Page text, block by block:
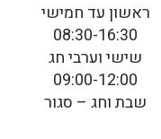
ראשון עד חמישי
08:30-16:30
שישי וערבי חג
09:00-12:00
שבת וחג – סגור